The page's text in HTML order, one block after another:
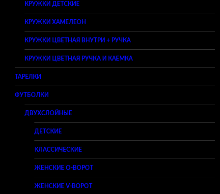
КРУЖКИ ДЕТСКИЕ
КРУЖКИ ХАМЕЛЕОН
КРУЖКИ ЦВЕТНАЯ ВНУТРИ + РУЧКА
КРУЖКИ ЦВЕТНАЯ РУЧКА И КАЕМКА
ТАРЕЛКИ
ФУТБОЛКИ
ДВУХСЛОЙНЫЕ
ДЕТСКИЕ
КЛАССИЧЕСКИЕ
ЖЕНСКИЕ O-ВОРОТ
ЖЕНСКИЕ V-ВОРОТ